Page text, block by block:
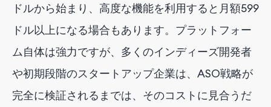
ドルから始まり 、高度な機能を利用すると月額599
ドル以上になる場合もあります。プラットフォー
ム自体は強力ですが、多くのインディーズ開発者
や初期段階のスタートアップ企業は、ASO戦略が
完全に検証されるまでは、そのコストに見合うだ